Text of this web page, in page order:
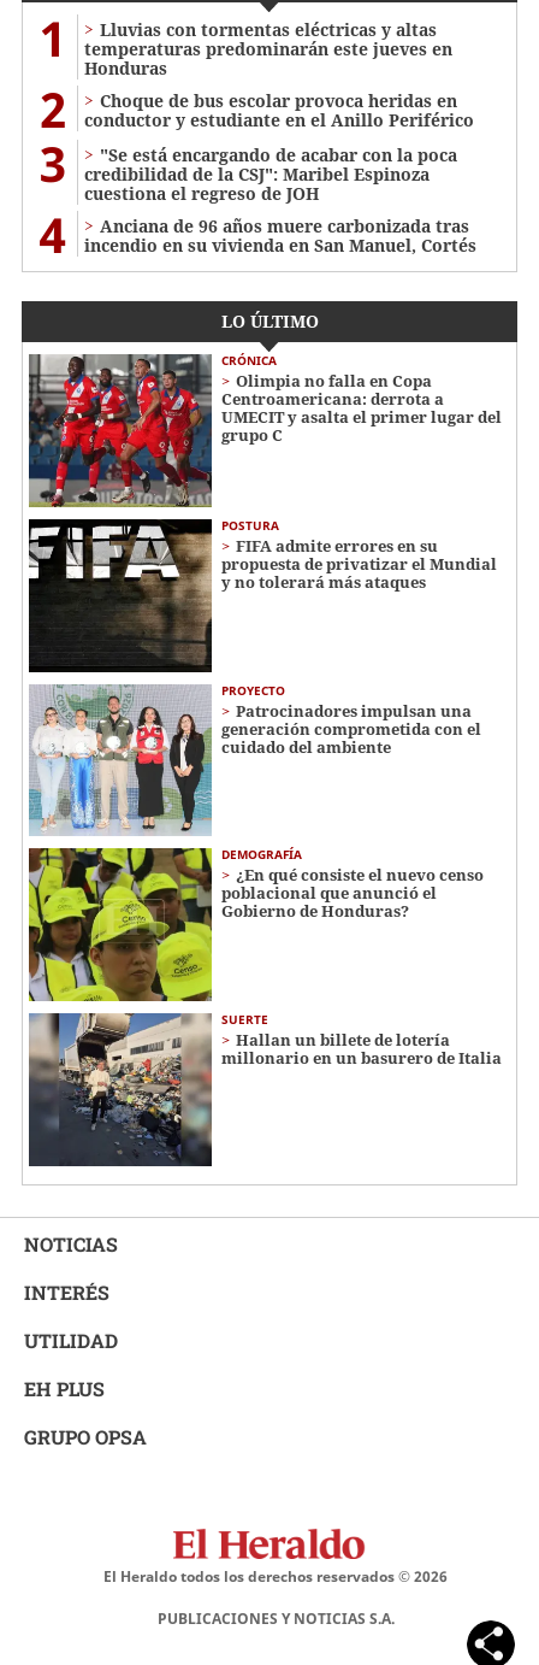
1
Lluvias con tormentas eléctricas y altas
temperaturas predominarán este jueves en
Honduras
2
Choque de bus escolar provoca heridas en
conductor y estudiante en el Anillo Periférico
3
"Se está encargando de acabar con la poca
credibilidad de la CSJ": Maribel Espinoza
cuestiona el regreso de JOH
4
Anciana de 96 años muere carbonizada tras
incendio en su vivienda en San Manuel, Cortés
LO ÚLTIMO
CRÓNICA
Olimpia no falla en Copa
Centroamericana: derrota a
UMECIT y asalta el primer lugar del
grupo C
POSTURA
FIFA admite errores en su
propuesta de privatizar el Mundial
y no tolerará más ataques
PROYECTO
Patrocinadores impulsan una
generación comprometida con el
cuidado del ambiente
DEMOGRAFÍA
¿En qué consiste el nuevo censo
poblacional que anunció el
Gobierno de Honduras?
SUERTE
Hallan un billete de lotería
millonario en un basurero de Italia
NOTICIAS
INTERÉS
UTILIDAD
EH PLUS
GRUPO OPSA
El Heraldo todos los derechos reservados ©2026
PUBLICACIONES Y NOTICIAS S.A.